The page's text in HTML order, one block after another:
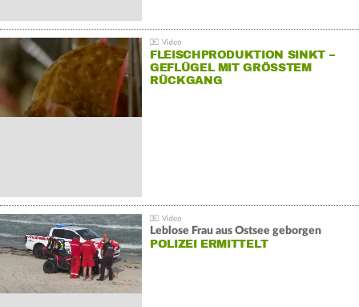
FLEISCHPRODUKTION SINKT –
GEFLÜGEL MIT GRÖSSTEM R
ÜCKGANG
Leblose Frau aus Ostsee geborgen
POLIZEI ERMITTELT